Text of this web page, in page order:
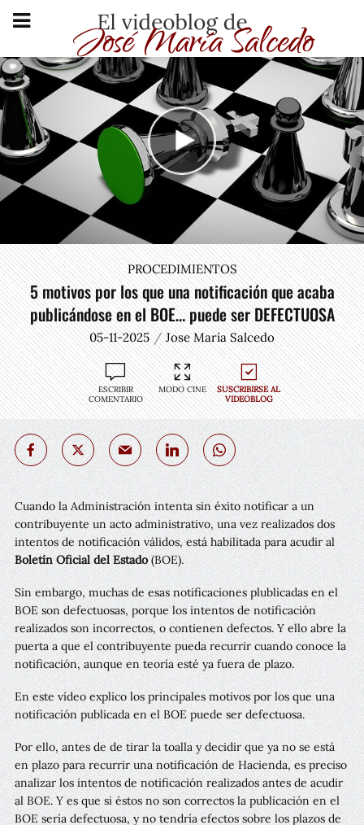
PROCEDIMIENTOS
5 motivos por los que una notificación que acaba
publicándose en el BOE… puede ser DEFECTUOSA
05-11-2025 Jose María Salcedo
ESCRIBIR
COMENTARIO
MODO CINE
SUSCRIBIRSE AL
VIDEOBLOG
Cuando la Administración intenta sin éxito notificar a un
contribuyente un acto administrativo, una vez realizados dos
intentos de notificación válidos, está habilitada para acudir al
Boletín Oficial del Estado(BOE).
Sin embargo, muchas de esas notificaciones plublicadas en el
BOE son defectuosas, porque los intentos de notificación
realizados son incorrectos, o contienen defectos. Y ello abre la
puerta a que el contribuyente pueda recurrir cuando conoce la
notificación, aunque en teoría esté ya fuera de plazo.
En este vídeo explico los principales motivos por los que una
notificación publicada en el BOE puede ser defectuosa.
Por ello, antes de de tirar la toalla y decidir que ya no se está
en plazo para recurrir una notificación de Hacienda, es preciso
analizar los intentos de notificación realizados antes de acudir
al BOE. Y es que si éstos no son correctos la publicación en el
BOE sería defectuosa, y no tendría efectos sobre los plazos de